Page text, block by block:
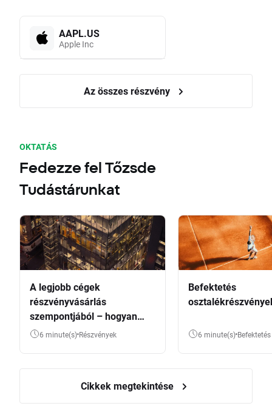
AAPL.US
Apple Inc
Az összes részvény
OKTATÁS
Fedezze fel Tőzsde
Tudástárunkat
A legjobb cégek
részvényvásárlás
szempontjából – hogyan
válasszunk?
6 minute(s) Részvények
Befektetés
6 minute(s) Befektetés
Cikkek megtekintése